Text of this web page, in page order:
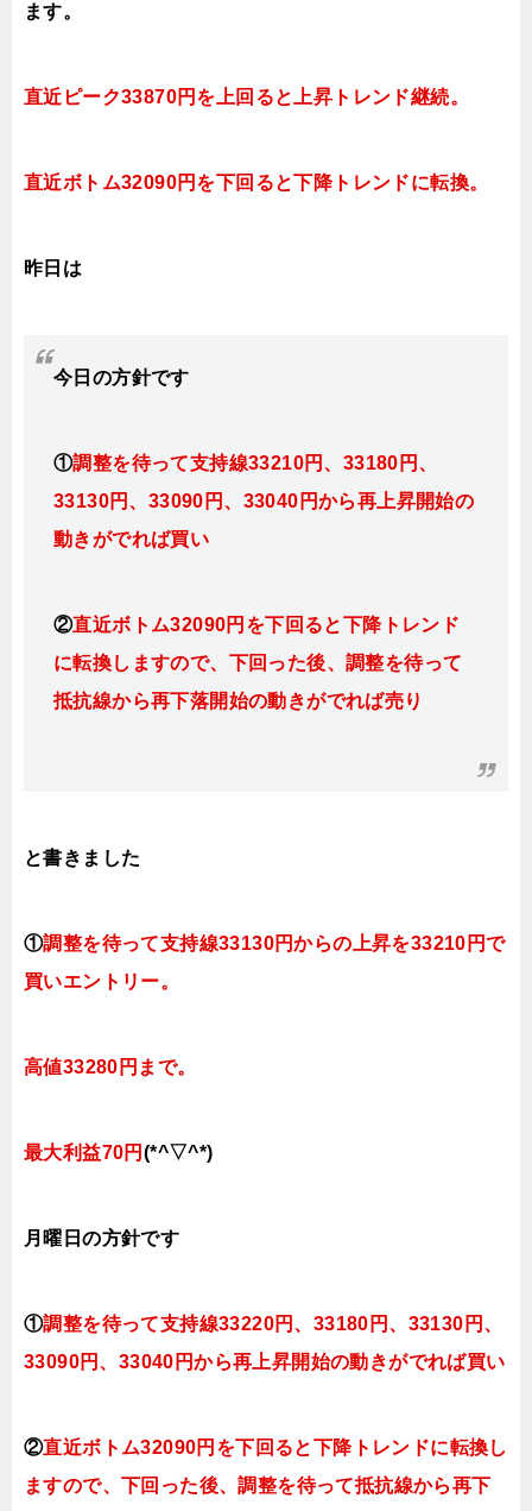
ます。
直近ピーク33870円を上回ると上昇トレンド継続。
直近ボトム32090円を下回ると下降トレンドに転換。
昨日は
今日 の方針です
①調整を待って支持線33210円、33180円、
33130円、33090円、 33040円から再上昇開始の
動きがでれば買い
②直近ボトム32090円を下回ると下降トレンド
に転換しますので、下回った後、調整を待って
抵抗線から再下落開始の動きがでれば売り
と書きました
①調整を待って支持線33130円からの 上昇を33210円で
買いエントリー。
高値33280円まで。
最大利益70円 (*^▽^*)
月曜日の方針です
①調整を待って支持線33220円、33180円、 33130円、
33090円、 33040円から再上昇開始の動きがでれば買い
②直近ボトム32090円を下回ると下降トレンドに転換し
ますので、下回った後、調整を待って抵抗線から再下